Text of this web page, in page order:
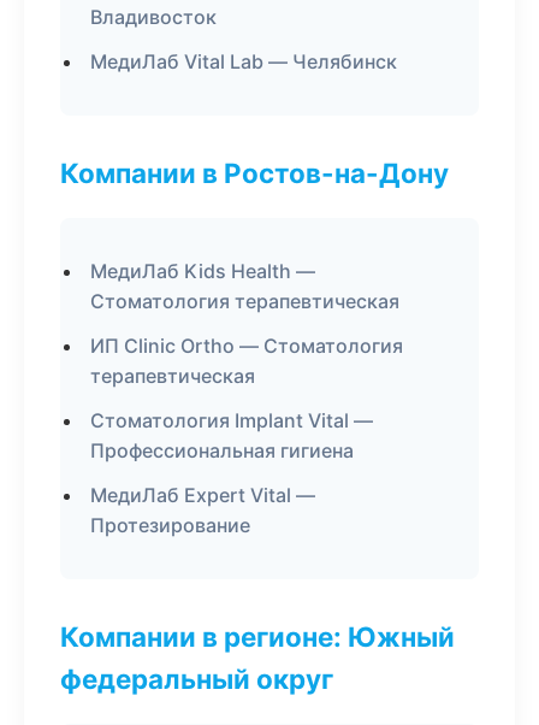
Владивосток
МедиЛаб Vital Lab — Челябинск
Компании в Ростов-на-Дону
МедиЛаб Kids Health —
Стоматология терапевтическая
ИП Clinic Ortho — Стоматология
терапевтическая
Стоматология Implant Vital —
Профессиональная гигиена
МедиЛаб Expert Vital —
Протезирование
Компании в регионе: Южный
федеральный округ